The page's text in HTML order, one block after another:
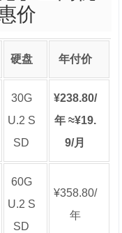
价
硬盘 年付价
30G
U.2 S
SD
¥238.80/
年 ≈¥19.
9/月
60G
U.2 S
SD
¥358.80/
年